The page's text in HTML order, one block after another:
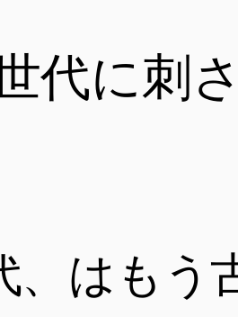
代に刺
はもう